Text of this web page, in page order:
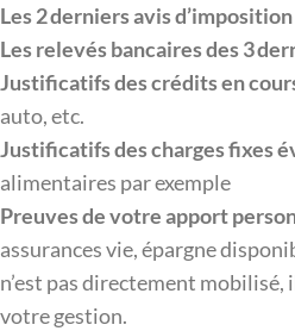
Les 2 derniers avis d’imposition
Les relevés bancaires des 3
Justificatifs des crédits en
auto, etc.
Justificatifs des charges fixes
alimentaires par exemple
Preuves de votre apport
assurances vie, épargne
n’est pas directement mobilisé,
votre gestion.